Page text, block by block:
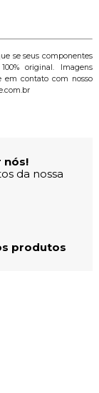
se seus componentes
original. Imagens
em contato com nosso
nós!
da nossa
produtos